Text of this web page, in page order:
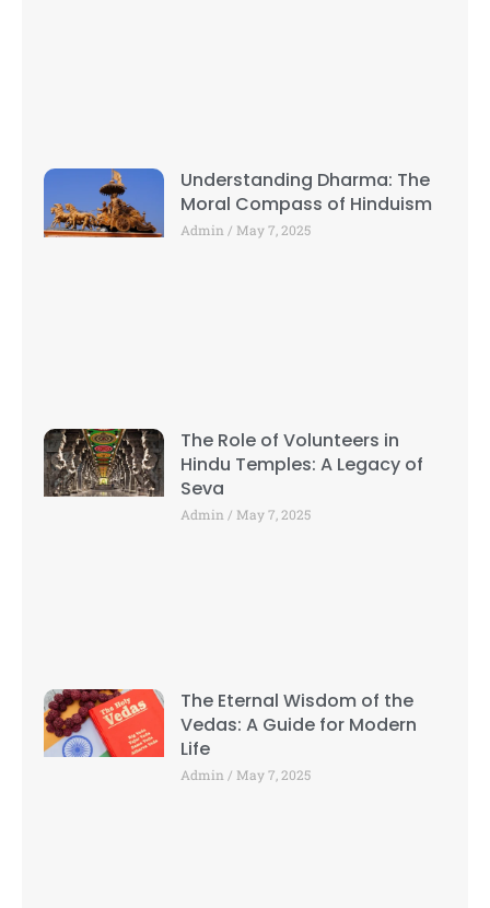
Understanding Dharma: The
Moral Compass of Hinduism
Admin May 7, 2025
The Role of Volunteers in
Hindu Temples: A Legacy of
Seva
Admin May 7, 2025
The Eternal Wisdom of the
Vedas: A Guide for Modern
Life
Admin May 7, 2025